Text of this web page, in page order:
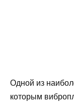
Одной из
которым